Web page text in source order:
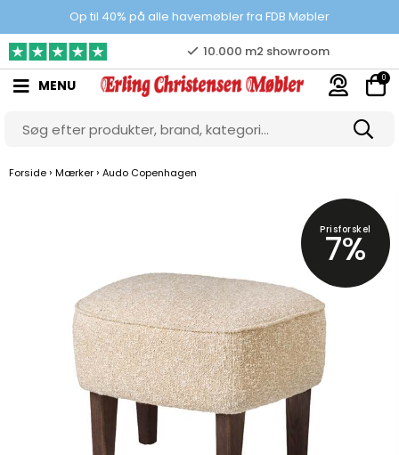
Op til 40% på alle havemøbler fra FDB Møbler
Prisgaranti
10.000 m2 showroom
Gratis & gode parkeringsforhold
MENU 0
Forside › Mærker › Audo Copenhagen
Prisforskel
7%